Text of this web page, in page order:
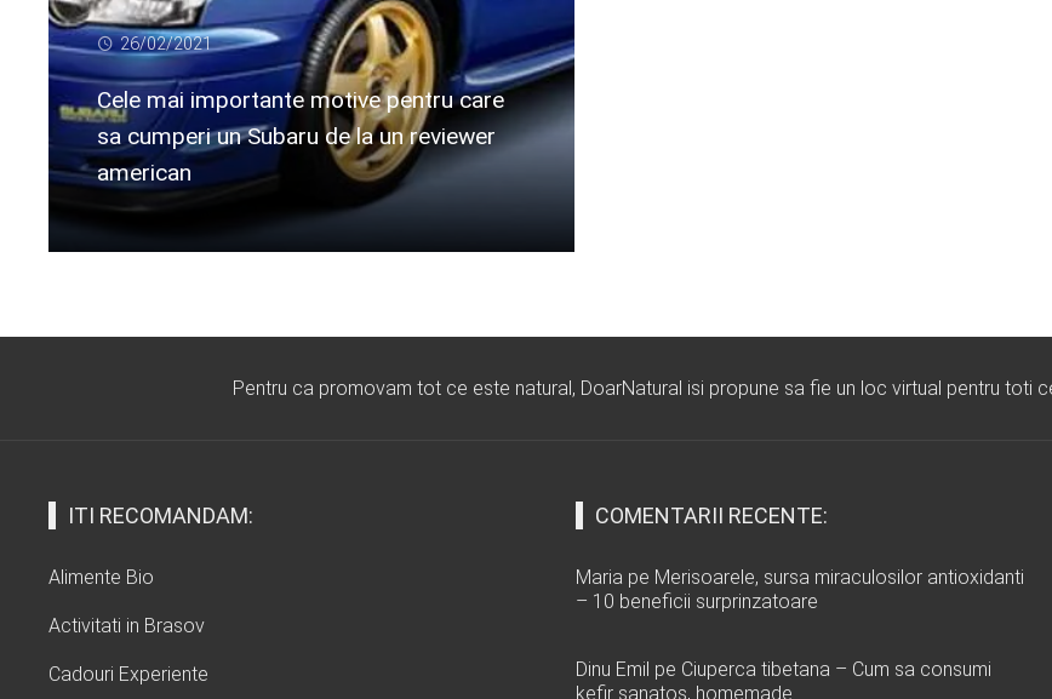
26/02/2021
Cele mai importante motive pentru care
sa cumperi un Subaru de la un reviewer
american
Pentru ca promovam tot ce este natural, DoarNatural isi propune sa fie un loc virtual pentru toti
ITI RECOMANDAM:
Alimente Bio
Activitati in Brasov
Cadouri Experiente
COMENTARII RECENTE:
Maria pe Merisoarele, sursa miraculosilor antioxidanti
– 10 beneficii surprinzatoare
Dinu Emil pe Ciuperca tibetana – Cum sa consumi
kefir sanatos, homemade